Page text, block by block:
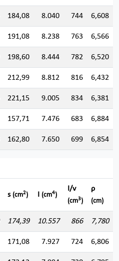
184,08 8.040 744 6,608
191,08 8.238 763 6,566
198,60 8.444 782 6,520
212,99 8.812 816 6,432
221,15 9.005 834 6,381
157,71 7.476 683 6,884
162,80 7.650 699 6,854
s (cm2) I (cm4)
I/v
(cm3)
ρ
(cm)
174,39 10.557 866 7,780
171,08 7.927 724 6,806